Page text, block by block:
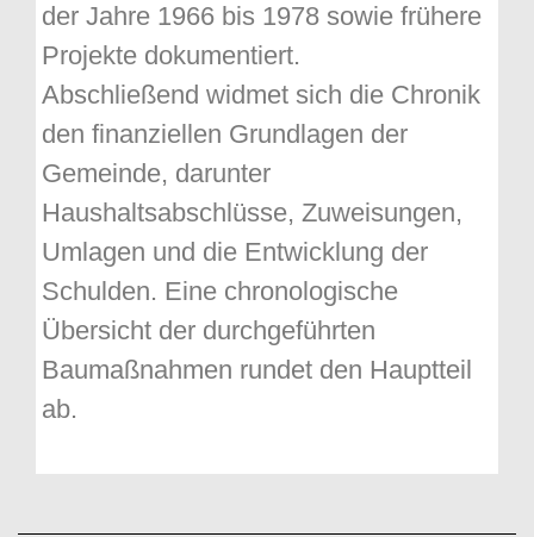
der Jahre 1966 bis 1978 sowie frühere
Projekte dokumentiert.
Abschließend widmet sich die Chronik
den finanziellen Grundlagen der
Gemeinde, darunter
Haushaltsabschlüsse, Zuweisungen,
Umlagen und die Entwicklung der
Schulden. Eine chronologische
Übersicht der durchgeführten
Baumaßnahmen rundet den Hauptteil
ab.